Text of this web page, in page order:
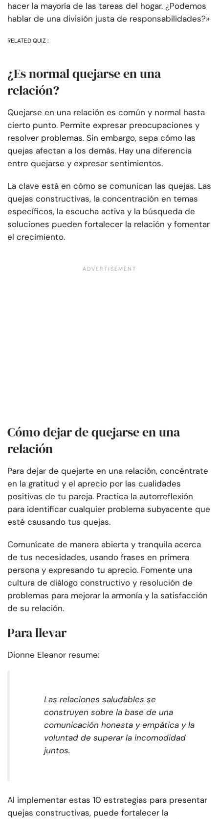
hacer la mayoría de las tareas del hogar. ¿Podemos
hablar de una división justa de responsabilidades?»
RELATED QUIZ :
¿Es normal quejarse en una
relación?
Quejarse en una relación es común y normal hasta
cierto punto. Permite expresar preocupaciones y
resolver problemas. Sin embargo, sepa cómo las
quejas afectan a los demás. Hay una diferencia
entre quejarse y expresar sentimientos.
La clave está en cómo se comunican las quejas. Las
quejas constructivas, la concentración en temas
específicos, la escucha activa y la búsqueda de
soluciones pueden fortalecer la relación y fomentar
el crecimiento.
Cómo dejar de quejarse en una
relación
Para dejar de quejarte en una relación, concéntrate
en la gratitud y el aprecio por las cualidades
positivas de tu pareja. Practica la autorreflexión
para identificar cualquier problema subyacente que
esté causando tus quejas.
Comunícate de manera abierta y tranquila acerca
de tus necesidades, usando frases en primera
persona y expresando tu aprecio. Fomente una
cultura de diálogo constructivo y resolución de
problemas para mejorar la armonía y la satisfacción
de su relación.
Para llevar
Dionne Eleanor resume:
Las relaciones saludables se
construyen sobre la base de una
comunicación honesta y empática y la
voluntad de superar la incomodidad
juntos.
Al implementar estas 10 estrategias para presentar
quejas constructivas, puede fortalecer la